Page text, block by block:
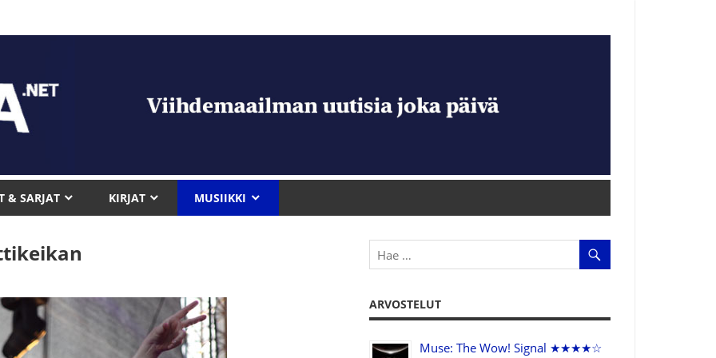
& SARJAT KIRJAT MUSIIKKI
ARVOSTELUT
Muse: The Wow! Signal ★★★★☆